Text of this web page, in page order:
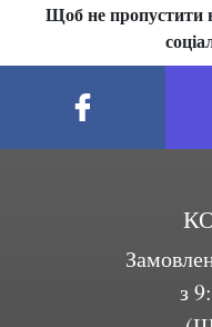
Щоб не пропустити
з